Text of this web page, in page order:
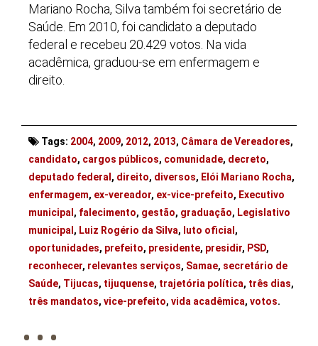
Mariano Rocha, Silva também foi secretário de
Saúde. Em 2010, foi candidato a deputado
federal e recebeu 20.429 votos. Na vida
acadêmica, graduou-se em enfermagem e
direito.
Tags: 2004, 2009, 2012, 2013, Câmara de Vereadores,
candidato, cargos públicos, comunidade, decreto,
deputado federal, direito, diversos, Elói Mariano Rocha,
enfermagem, ex-vereador, ex-vice-prefeito, Executivo
municipal, falecimento, gestão, graduação, Legislativo
municipal, Luiz Rogério da Silva, luto oficial,
oportunidades, prefeito, presidente, presidir, PSD,
reconhecer, relevantes serviços, Samae, secretário de
Saúde, Tijucas, tijuquense, trajetória política, três dias,
três mandatos, vice-prefeito, vida acadêmica, votos.
. . .